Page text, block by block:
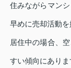
住みながらマン
早めに売却活動を
居住中の場合、
すい傾向にありま